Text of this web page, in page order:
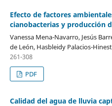
Efecto de factores
cianobacterias y producción
Vanessa Mena-Navarro, Jesús
de León, Hasbleidy Palacios-
261-308
PDF
Calidad del agua de lluvia